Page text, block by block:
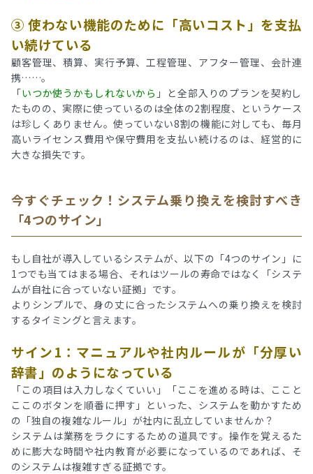
③ 使わない機能のために「高いコスト」を支払
い続けている
顧客管理、積算、実行予算、工程管理、アフター管理、会計連
携……。
「いつか使うかもしれないから 」と全部入りのプランを契約し
たものの、実際に使っているのは全体の2割程度、というケース
は珍しくありません。使っていない8割の機能に対しても、毎月
高いライセンス費用や保守費用を支払い続けるのは、経営的に
大きな損失です。
今すぐチェック！システム乗り換えを検討すべき
「4つのサイン」
もし自社が導入しているシステムが、以下の「4つのサイン」に
1つでも当てはまる場合、それはツールの寿命ではなく「システ
ムが自社に合っていない証拠」です。
よりシンプルで、身の丈に合ったシステムへの乗り換えを検討
するタイミングと言えます。
サイン1：マニュアルや社内ルールが「分厚い
辞書」のようになっている
「この項目は入力しなくていい」「ここを進める時は、ここと
ここのボタンを順番に押す」といった、システムを動かすため
の「独自の複雑なルール」が社内に乱立していませんか？
システムは業務をラクにするための道具です。操作を覚えるた
めに膨大な時間や社内教育が必要になっているのであれば、そ
のシステムは複雑すぎる証拠です。